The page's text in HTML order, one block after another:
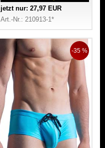
jetzt nur: 27,97 EUR
Art.-Nr.: 210913-1*
-35 %